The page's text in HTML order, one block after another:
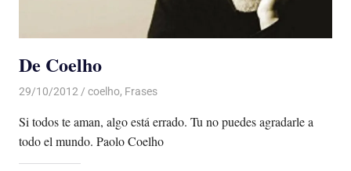
De Coelho
29/10/2012 Luis Castellanos
coelho, Frases
Si todos te aman, algo está errado. Tu no puedes agradarle a
todo el mundo. Paolo Coelho